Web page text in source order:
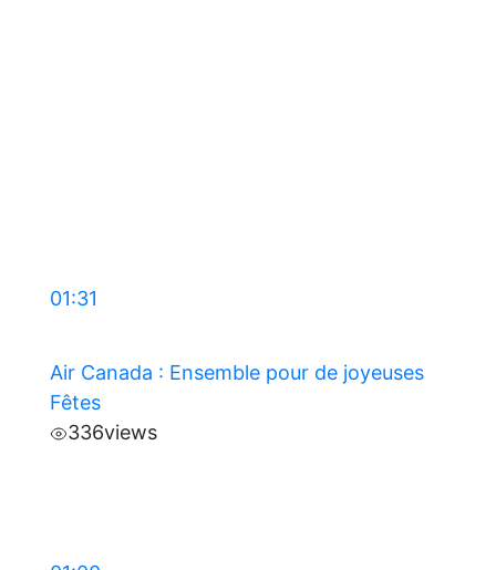
01:31
Air Canada : Ensemble pour de joyeuses
Fêtes
336views